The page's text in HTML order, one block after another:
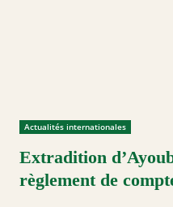
Actualités internationales
Extradition
règlement de